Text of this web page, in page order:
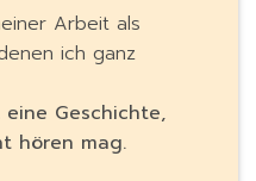
Arbeit als
ich ganz
Geschichte,
hören mag.